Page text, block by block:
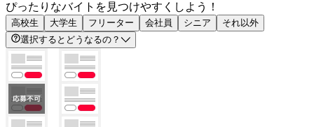
ぴったりなバイトを見つけやすくしよう！
高校生 大学生 フリーター 会社員 シニア
それ以外
選択するとどうなるの？